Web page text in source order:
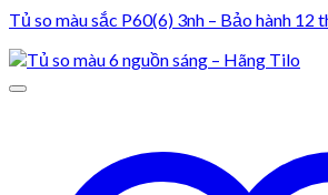
Tủ so màu sắc P60(6) 3nh – Bảo hành 12